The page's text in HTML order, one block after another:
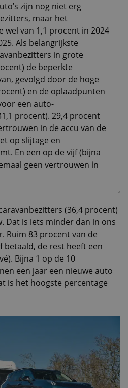
zijn nog niet erg
maar het
wel van 1,1 procent in 2024
Als belangrijkste
in grote
de beperkte
gevolgd door de hoge
en de oplaadpunten
een auto-
procent). 29,4 procent
in de accu van de
op slijtage en
En een op de vijf (bijna
geen vertrouwen in
(36,4 procent)
Dat is iets minder dan in ons
Ruim 83 procent van de
betaald, de rest heeft een
Bijna 1 op de 10
een jaar een nieuwe auto
is het hoogste percentage